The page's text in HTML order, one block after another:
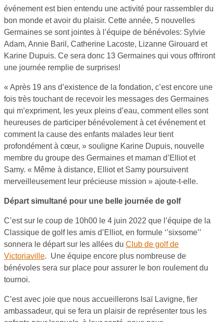
événement est bien entendu une activité pour rassembler du
bon monde et avoir du plaisir. Cette année, 5 nouvelles
Germaines se sont jointes à l’équipe de bénévoles: Sylvie
Adam, Annie Baril, Catherine Lacoste, Lizanne Girouard et
Karine Dupuis. Ce sera donc 13 Germaines qui vous offriront
une journée remplie de surprises!
« Après 19 ans d’existence de la fondation, c’est encore une
fois très touchant de recevoir les messages des Germaines
qui m’expriment, les yeux pleins d’eau, comment elles sont
heureuses de participer bénévolement à cet événement et
comment la cause des enfants malades leur tient
profondément à cœur, » souligne Karine Dupuis, nouvelle
membre du groupe des Germaines et maman d’Elliot et
Samy. « Même à distance, Elliot et Samy poursuivent
merveilleusement leur précieuse mission » ajoute-t-elle.
Départ simultané pour une belle journée de golf
C’est sur le coup de 10h00 le 4 juin 2022 que l’équipe de la
Classique de golf les amis d’Elliot, en formule ‘’sixsome’’
sonnera le départ sur les allées du Club de golf de
Victoriaville. Une équipe encore plus nombreuse de
bénévoles sera sur place pour assurer le bon roulement du
tournoi.
C’est avec joie que nous accueillerons Isaï Lavigne, fier
ambassadeur, qui se fera un plaisir de représenter tous les